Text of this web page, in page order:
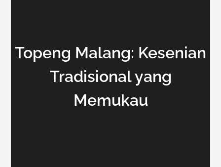
Topeng Malang: Kesenian
Tradisional yang
Memukau